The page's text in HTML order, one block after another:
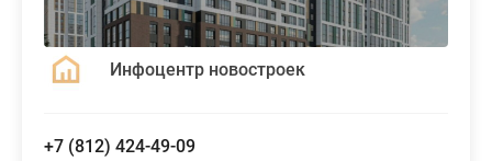
Инфоцентр новостроек
+7 (812) 424-49-09